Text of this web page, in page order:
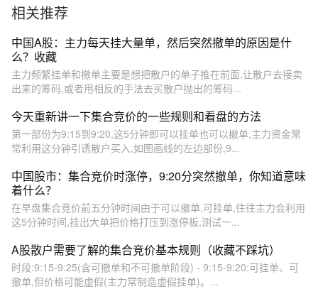
相关推荐
中国A股：主力每天挂大量单，然后突然撤单的原因是什
么？收藏
主力频繁挂单和撤单主要是想把散户的单子推在前面,让散户去接卖
出来的筹码,或者用相反的手法去买散户抛出的筹码...
今天重新讲一下集合竞价的一些规则和看盘的方法
第一部份为9:15到9:20,这5分钟即可以挂单也可以撤单,主力资金常
常利用这分钟引诱散户买入,如图画线的左边部份,9...
中国股市：集合竞价时涨停，9:20分突然撤单，你知道意味
着什么？
在早盘集合竞价前五分钟时间由于可以撤单,可挂单,往往主力会利用
这5分钟时间,挂出大单把价格打压到涨停板,测试一...
A股散户需要了解的集合竞价基本规则（收藏不踩坑）
时段:9:15-9:25(含可撤单和不可撤单阶段) - 9:15-9:20:可挂单、可
撤单,但价格可能虚假(主力常制造虚假挂单)。...